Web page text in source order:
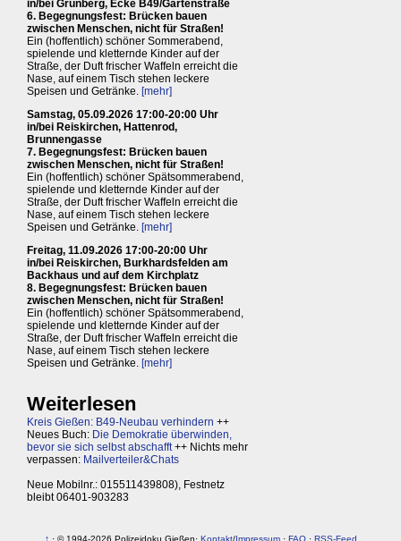
in/bei Grünberg, Ecke B49/Gartenstraße
6. Begegnungsfest: Brücken bauen
zwischen Menschen, nicht für Straßen!
Ein (hoffentlich) schöner Sommerabend,
spielende und kletternde Kinder auf der
Straße, der Duft frischer Waffeln erreicht die
Nase, auf einem Tisch stehen leckere
Speisen und Getränke. [mehr]
Samstag, 05.09.2026 17:00-20:00 Uhr
in/bei Reiskirchen, Hattenrod,
Brunnengasse
7. Begegnungsfest: Brücken bauen
zwischen Menschen, nicht für Straßen!
Ein (hoffentlich) schöner Spätsommerabend,
spielende und kletternde Kinder auf der
Straße, der Duft frischer Waffeln erreicht die
Nase, auf einem Tisch stehen leckere
Speisen und Getränke. [mehr]
Freitag, 11.09.2026 17:00-20:00 Uhr
in/bei Reiskirchen, Burkhardsfelden am
Backhaus und auf dem Kirchplatz
8. Begegnungsfest: Brücken bauen
zwischen Menschen, nicht für Straßen!
Ein (hoffentlich) schöner Spätsommerabend,
spielende und kletternde Kinder auf der
Straße, der Duft frischer Waffeln erreicht die
Nase, auf einem Tisch stehen leckere
Speisen und Getränke. [mehr]
Weiterlesen
Kreis Gießen: B49-Neubau verhindern ++
Neues Buch: Die Demokratie überwinden,
bevor sie sich selbst abschafft++ Nichts mehr
verpassen: Mailverteiler&Chats
Neue Mobilnr.: 015511439808), Festnetz
bleibt 06401-903283